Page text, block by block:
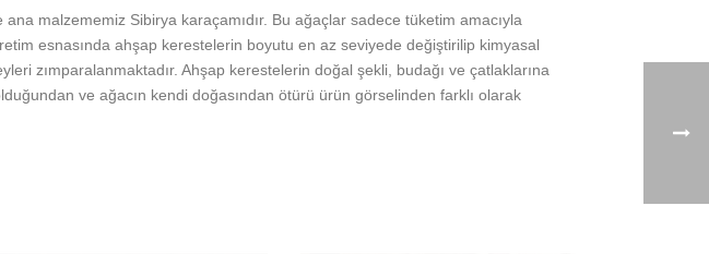
malzememiz Sibirya karaçamıdır. Bu ağaçlar sadece tüketim amacıyla
esnasında ahşap kerestelerin boyutu en az seviyede değiştirilip kimyasal
zımparalanmaktadır. Ahşap kerestelerin doğal şekli, budağı ve çatlaklarına
ve ağacın kendi doğasından ötürü ürün görselinden farklı olarak